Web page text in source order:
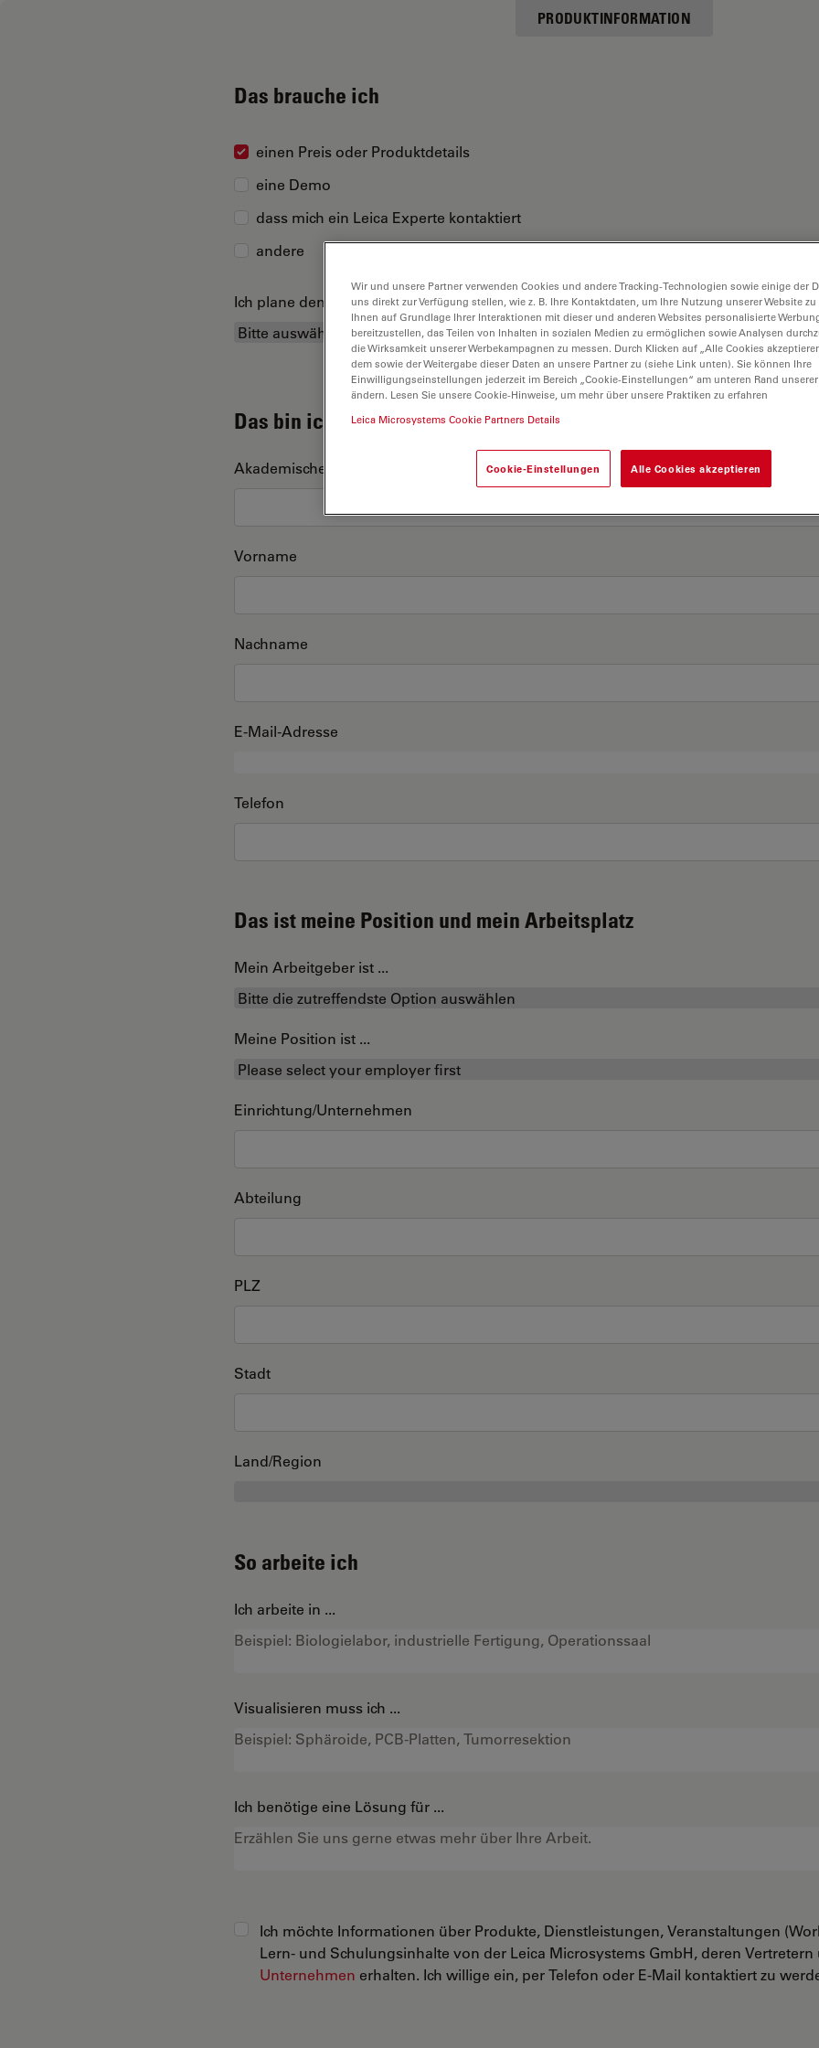
PRODUKTINFORMATION
Das brauche ich
einen Preis oder Produktdetails
eine Demo
dass mich ein Leica Experte kontaktiert
andere
Ich plane den Kauf...
Das bin ich
Akademischer Grad
Vorname
Nachname
E-Mail-Adresse
Telefon
Das ist meine Position und mein Arbeitsplatz
Mein Arbeitgeber ist ...
Meine Position ist ...
Einrichtung/Unternehmen
Abteilung
PLZ
Stadt
Land/Region
So arbeite ich
Ich arbeite in ...
Visualisieren muss ich ...
Ich benötige eine Lösung für ...
Ich möchte Informationen über Produkte, Dienstleistungen, Veranstaltungen
Lern- und Schulungsinhalte von der Leica Microsystems GmbH, deren
Unternehmen erhalten. Ich willige ein, per Telefon oder E-Mail kontaktiert zu
Wir und unsere Partner verwenden Cookies und andere Tracking-Technologien sowie einige der
uns direkt zur Verfügung stellen, wie z. B. Ihre Kontaktdaten, um Ihre Nutzung unserer Website zu
Ihnen auf Grundlage Ihrer Interaktionen mit dieser und anderen Websites personalisierte
bereitzustellen, das Teilen von Inhalten in sozialen Medien zu ermöglichen sowie Analysen
die Wirksamkeit unserer Werbekampagnen zu messen. Durch Klicken auf „Alle Cookies
dem sowie der Weitergabe dieser Daten an unsere Partner zu (siehe Link unten). Sie können Ihre
Einwilligungseinstellungen jederzeit im Bereich „Cookie-Einstellungen“ am unteren Rand
ändern. Lesen Sie unsere Cookie-Hinweise, um mehr über unsere Praktiken zu erfahren
Leica Microsystems Cookie Partners Details
Cookie-Einstellungen Alle Cookies akzeptieren